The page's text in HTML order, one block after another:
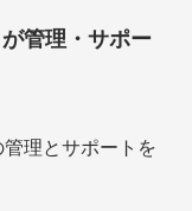
管理・サポー
管理とサポートを